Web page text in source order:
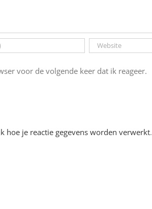
voor de volgende keer dat ik reageer.
hoe je reactie gegevens worden verwerkt.